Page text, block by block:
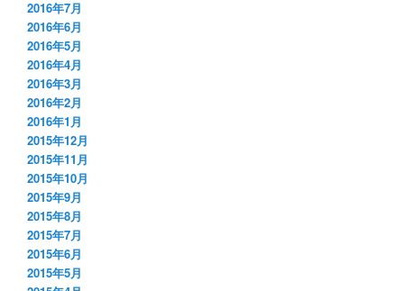
2016年7月
2016年6月
2016年5月
2016年4月
2016年3月
2016年2月
2016年1月
2015年12月
2015年11月
2015年10月
2015年9月
2015年8月
2015年7月
2015年6月
2015年5月